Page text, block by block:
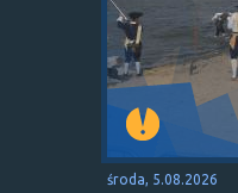
środa, 5.08.2026